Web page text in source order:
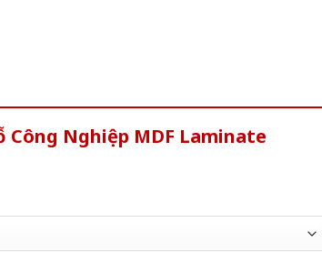
Nghiệp MDF Laminate